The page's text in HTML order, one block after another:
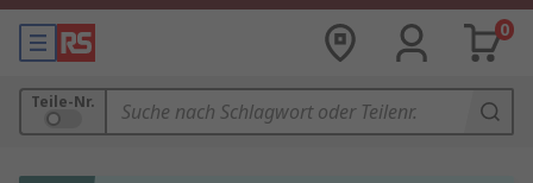
0
Teile-Nr.